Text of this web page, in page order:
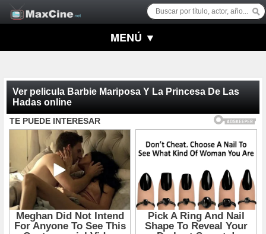
MENÚ ▼
Ver pelicula Barbie Mariposa Y La Princesa De Las
Hadas online